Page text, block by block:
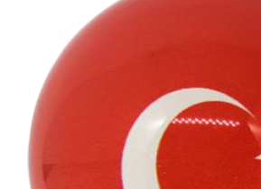
İnsan Kaynakları
İletişim